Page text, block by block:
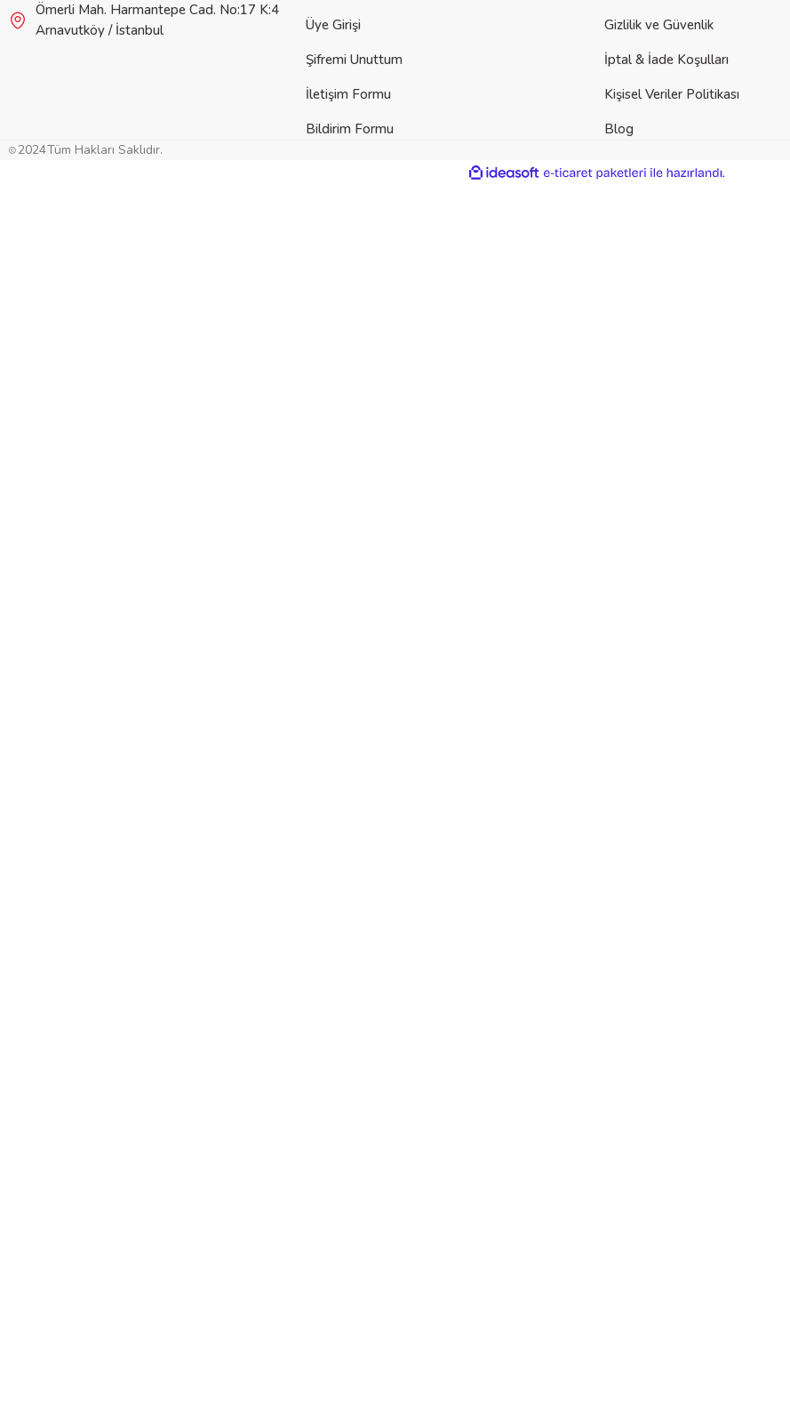
Bu ürüne benzer farklı alternatifler olmalı.
Ömerli Mah. Harmantepe Cad. No:17 K:4
Arnavutköy / İstanbul
Üye Girişi
Şifremi Unuttum
İletişim Formu
Bildirim Formu
Gizlilik ve Güvenlik
İptal & İade Koşulları
Kişisel Veriler Politikası
Blog
2024Tüm Hakları Saklıdır.
ideasoft
e-